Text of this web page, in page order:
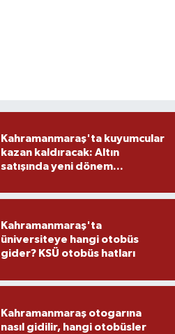
Kahramanmaraş'ta kuyumcular
kazan kaldıracak: Altın
satışında yeni dönem...
Kahramanmaraş'ta
üniversiteye hangi otobüs
gider? KSÜ otobüs hatları
Kahramanmaraş otogarına
nasıl gidilir, hangi otobüsler